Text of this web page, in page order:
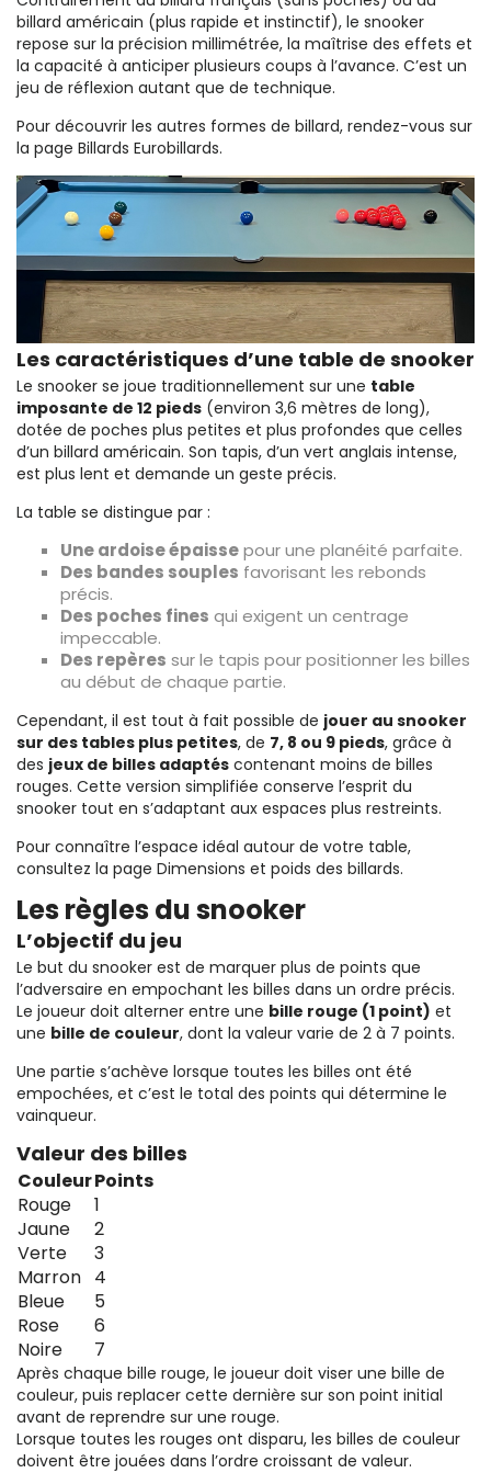
billard américain (plus rapide et instinctif), le snooker
repose sur la précision millimétrée, la maîtrise des effets et
la capacité à anticiper plusieurs coups à l’avance. C’est un
jeu de réflexion autant que de technique.
Pour découvrir les autres formes de billard, rendez-vous sur
la page Billards Eurobillards.
Les caractéristiques d’une table de snooker
Le snooker se joue traditionnellement sur une table
imposante de 12 pieds (environ 3,6 mètres de long),
dotée de poches plus petites et plus profondes que celles
d’un billard américain. Son tapis, d’un vert anglais intense,
est plus lent et demande un geste précis.
La table se distingue par :
Une ardoise épaissepour une planéité parfaite.
Des bandes souples favorisant les rebonds
précis.
Des poches fines qui exigent un centrage
impeccable.
Des repères sur le tapis pour positionner les billes
au début de chaque partie.
Cependant, il est tout à fait possible de jouer au snooker
sur des tables plus petites, de 7, 8 ou 9 pieds, grâce à
des jeux de billes adaptés contenant moins de billes
rouges. Cette version simplifiée conserve l’esprit du
snooker tout en s’adaptant aux espaces plus restreints.
Pour connaître l’espace idéal autour de votre table,
consultez la page Dimensions et poids des billards.
Les règles du snooker
L’objectif du jeu
Le but du snooker est de marquer plus de points que
l’adversaire en empochant les billes dans un ordre précis.
Le joueur doit alterner entre une bille rouge (1 point) et
une bille de couleur, dont la valeur varie de 2 à 7 points.
Une partie s’achève lorsque toutes les billes ont été
empochées, et c’est le total des points qui détermine le
vainqueur.
Valeur des billes
CouleurPoints
Rouge
1
Jaune
2
Verte
3
Marron 4
Bleue
5
Rose
6
Noire
7
Après chaque bille rouge, le joueur doit viser une bille de
couleur, puis replacer cette dernière sur son point initial
avant de reprendre sur une rouge.
Lorsque toutes les rouges ont disparu, les billes de couleur
doivent être jouées dans l’ordre croissant de valeur.